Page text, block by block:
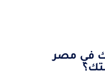
في مصر